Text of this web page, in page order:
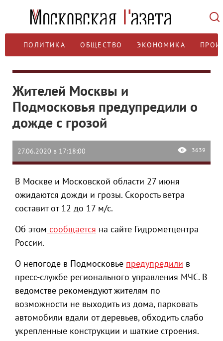
ПОЛИТИКА ОБЩЕСТВО ЭКОНОМИКА
Жителей Москвы и
Подмосковья предупредили о
дожде с грозой
27.06.2020 в 17:18:00 3639
В Москве и Московской области 27 июня
ожидаются дожди и грозы. Скорость ветра
составит от 12 до 17 м/с.
Об этом сообщается на сайте Гидрометцентра
России.
О непогоде в Подмосковье предупредили в
пресс-службе регионального управления МЧС. В
ведомстве рекомендуют жителям по
возможности не выходить из дома, парковать
автомобили вдали от деревьев, обходить слабо
укрепленные конструкции и шаткие строения.